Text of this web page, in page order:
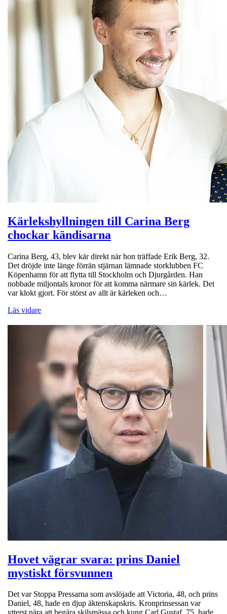
Kärlekshyllningen till Carina Berg
chockar kändisarna
Carina Berg, 43, blev kär direkt när hon träffade Erik Berg, 32.
Det dröjde inte länge förrän stjärnan lämnade storklubben FC
Köpenhamn för att flytta till Stockholm och Djurgården. Han
nobbade miljontals kronor för att komma närmare sin kärlek. Det
var klokt gjort. För störst av allt är kärleken och…
Läs vidare
Hovet vägrar svara: prins Daniel
mystiskt försvunnen
Det var Stoppa Pressarna som avslöjade att Victoria, 48, och prins
Daniel, 48, hade en djup äktenskapskris. Kronprinsessan var